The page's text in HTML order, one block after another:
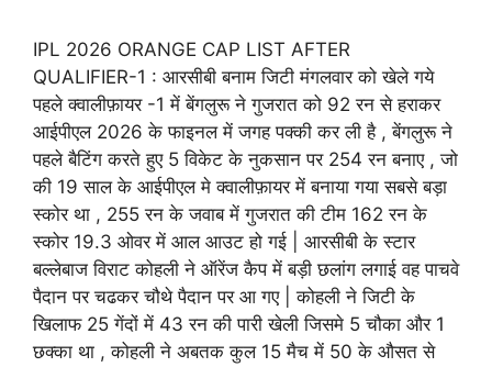
IPL 2026 ORANGE CAP LIST AFTER
QUALIFIER-1 : आरसीबी बनाम जिटी मंगलवार को खेले गये
पहले क्वालीफ़ायर -1 में बेंगलुरू ने गुजरात को 92 रन से हराकर
आईपीएल 2026 के फाइनल में जगह पक्की कर ली है , बेंगलुरू ने
पहले बैटिंग करते हुए 5 विकेट के नुकसान पर 254 रन बनाए , जो
की 19 साल के आईपीएल मे क्वालीफ़ायर में बनाया गया सबसे बड़ा
स्कोर था , 255 रन के जवाब में गुजरात की टीम 162 रन के
स्कोर 19.3 ओवर में आल आउट हो गई | आरसीबी के स्टार
बल्लेबाज विराट कोहली ने ऑरेंज कैप में बड़ी छलांग लगाई वह पाचवे
पैदान पर चढकर चौथे पैदान पर आ गए | कोहली ने जिटी के
खिलाफ 25 गेंदों में 43 रन की पारी खेली जिसमे 5 चौका और 1
छक्का था , कोहली ने अबतक कुल 15 मैच में 50 के औसत से